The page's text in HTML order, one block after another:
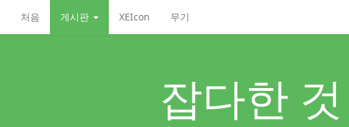
처음 게시판 XEIcon 무기
잡다한 것